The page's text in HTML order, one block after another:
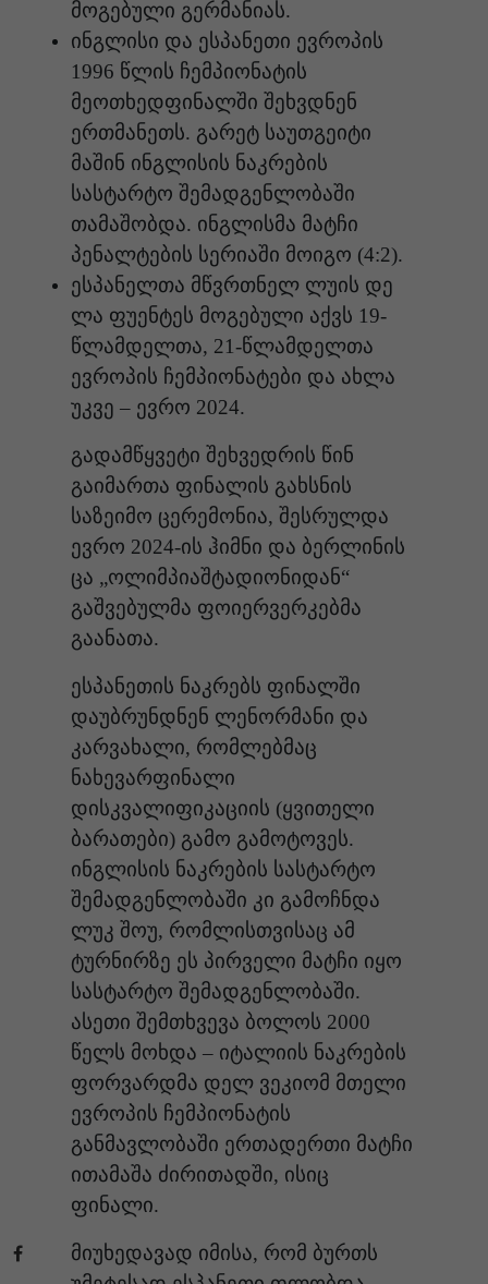
მოგებული გერმანიას.
ინგლისი და ესპანეთი ევროპის
1996 წლის ჩემპიონატის
მეოთხედფინალში შეხვდნენ
ერთმანეთს. გარეტ საუთგეიტი
მაშინ ინგლისის ნაკრების
სასტარტო შემადგენლობაში
თამაშობდა. ინგლისმა მატჩი
პენალტების სერიაში მოიგო (4:2).
ესპანელთა მწვრთნელ ლუის დე
ლა ფუენტეს მოგებული აქვს 19-
წლამდელთა, 21-წლამდელთა
ევროპის ჩემპიონატები და ახლა
უკვე – ევრო 2024.
გადამწყვეტი შეხვედრის წინ
გაიმართა ფინალის გახსნის
საზეიმო ცერემონია, შესრულდა
ევრო 2024-ის ჰიმნი და ბერლინის
ცა „ოლიმპიაშტადიონიდან“
გაშვებულმა ფოიერვერკებმა
გაანათა.
ესპანეთის ნაკრებს ფინალში
დაუბრუნდნენ ლენორმანი და
კარვახალი, რომლებმაც
ნახევარფინალი
დისკვალიფიკაციის (ყვითელი
ბარათები) გამო გამოტოვეს.
ინგლისის ნაკრების სასტარტო
შემადგენლობაში კი გამოჩნდა
ლუკ შოუ, რომლისთვისაც ამ
ტურნირზე ეს პირველი მატჩი იყო
სასტარტო შემადგენლობაში.
ასეთი შემთხვევა ბოლოს 2000
წელს მოხდა – იტალიის ნაკრების
ფორვარდმა დელ ვეკიომ მთელი
ევროპის ჩემპიონატის
განმავლობაში ერთადერთი მატჩი
ითამაშა ძირითადში, ისიც
ფინალი.
მიუხედავად იმისა, რომ ბურთს